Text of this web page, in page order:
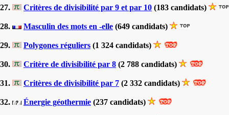
27. Critères de divisibilité par 9 et par 10 (183 candidats)
28. Masculin des mots en -elle (649 candidats)
29. Polygones réguliers (1 324 candidats)
30. Critère de divisibilité par 8 (2 788 candidats)
31. Critères de divisibilité par 7 (2 332 candidats)
32. Énergie géothermie (237 candidats)